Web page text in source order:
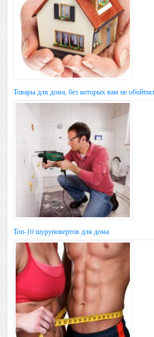
Товары для дома, без которых вам не
Топ-10 шуруповертов для дома